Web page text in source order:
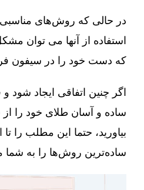
در حالی که روش‌های مناسبی
استفاده از آنها می توان
که دست خود را در سیفون
اگر چنین اتفاقی ایجاد شود
ساده و آسان طلای خود را
بیاورید، حتما این مطلب را تا
ساده‌ترین روش‌ها را به